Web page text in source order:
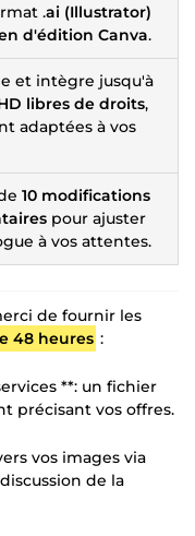
.ai (Illustrator)
d'édition Canva.
et intègre jusqu'à
libres de droits,
adaptées à vos
10 modifications
pour ajuster
à vos attentes.
de fournir les
48 heures :
**: un fichier
précisant vos offres.
vos images via
de la